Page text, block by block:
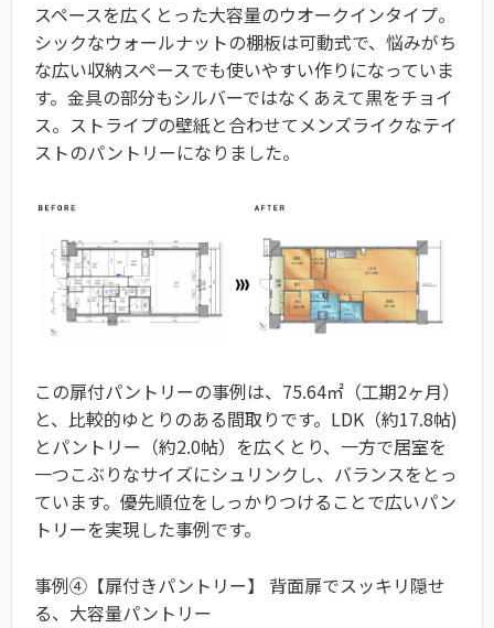
スペースを広くとった大容量のウオークインタイプ。
シックなウォールナットの棚板は可動式で、悩みがち
な広い収納スペースでも使いやすい作りになっていま
す。金具の部分もシルバーではなくあえて黒をチョイ
ス。ストライプの壁紙と合わせてメンズライクなテイ
ストのパントリーになりました。
この扉付パントリーの事例は、75.64㎡（工期2ヶ月）
と、比較的ゆとりのある間取りです。LDK（約17.8帖)
とパントリー（約2.0帖）を広くとり、一方で居室を
一つこぶりなサイズにシュリンクし、バランスをとっ
ています。優先順位をしっかりつけることで広いパン
トリーを実現した事例です。
事例④【扉付きパントリー】 背面扉でスッキリ隠せ
る、大容量パントリー